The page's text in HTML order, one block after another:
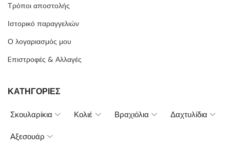
Τρόποι αποστολής
Ιστορικό παραγγελιών
Ο λογαριασμός μου
Eπιστροφές & Αλλαγές
ΚΑΤΗΓΟΡΙΕΣ
Σκουλαρίκια Κολιέ Βραχιόλια Δαχτυλίδια
Αξεσουάρ